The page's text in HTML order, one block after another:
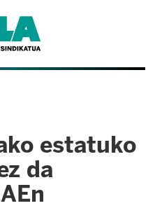
estatuko
da